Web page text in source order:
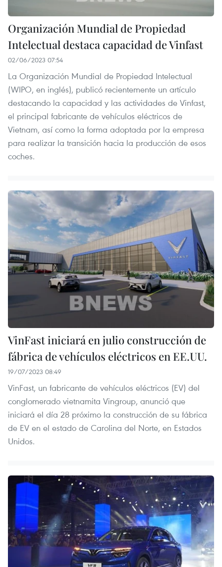
Organización Mundial de Propiedad
Intelectual destaca capacidad de Vinfast
02/06/2023 07:54
La Organización Mundial de Propiedad Intelectual
(WIPO, en inglés), publicó recientemente un artículo
destacando la capacidad y las actividades de Vinfast,
el principal fabricante de vehículos eléctricos de
Vietnam, así como la forma adoptada por la empresa
para realizar la transición hacia la producción de esos
coches.
VinFast iniciará en julio construcción de
fábrica de vehículos eléctricos en EE.UU.
19/07/2023 08:49
VinFast, un fabricante de vehículos eléctricos (EV) del
conglomerado vietnamita Vingroup, anunció que
iniciará el día 28 próximo la construcción de su fábrica
de EV en el estado de Carolina del Norte, en Estados
Unidos.